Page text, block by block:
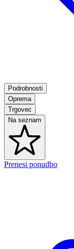
Podrobnosti
Oprema
Trgovec
Na seznam
Prenesi ponudbo